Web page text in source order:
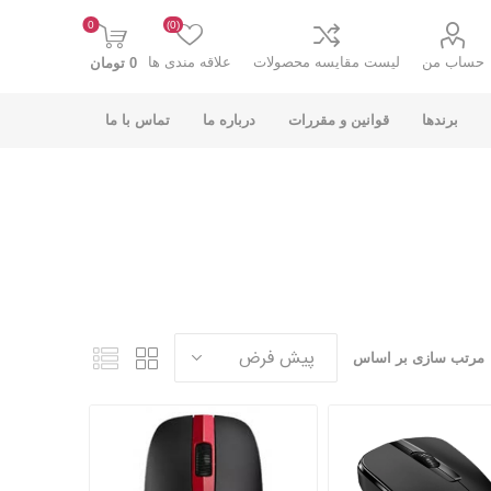
حساب من لیست مقایسه محصولات علاقه مندی ها
(0)
0
0 تومان
برندها
نت پلاس
قوانین و مقررات درباره ما تماس با ما
مرتب سازی بر اساس